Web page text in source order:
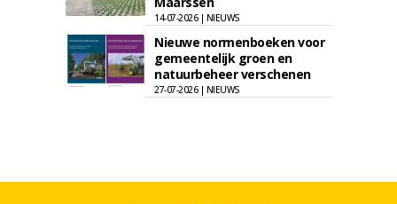
14-07-2026 | NIEUWS
Nieuwe normenboeken voor
gemeentelijk groen en
natuurbeheer verschenen
27-07-2026 | NIEUWS